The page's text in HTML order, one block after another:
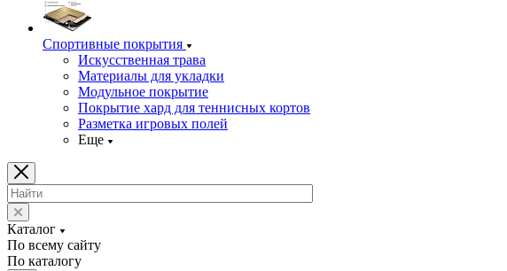
Спортивные покрытия
Искусственная трава
Материалы для укладки
Модульное покрытие
Покрытие хард для теннисных кортов
Разметка игровых полей
Еще
Каталог
По всему сайту
По каталогу